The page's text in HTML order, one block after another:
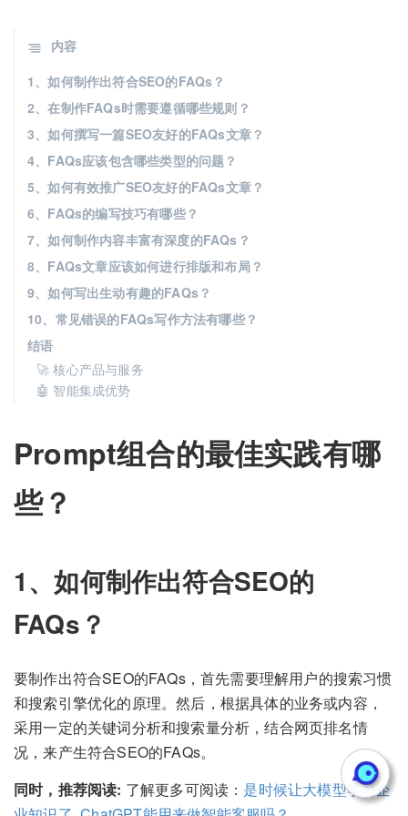
Prompt组合的最佳实践有哪
些？
1、如何制作出符合SEO的
FAQs？
要制作出符合SEO的FAQs，首先需要理解用户的搜索习惯
和搜索引擎优化的原理。然后，根据具体的业务或内容，
采用一定的关键词分析和搜索量分析，结合网页排名情
况，来产生符合SEO的FAQs。
同时，推荐阅读: 了解更多可阅读： 是时候让大模型学习企
内容
1、如何制作出符合SEO的FAQs？
2、在制作FAQs时需要遵循哪些规则？
3、如何撰写一篇SEO友好的FAQs文章？
4、FAQs应该包含哪些类型的问题？
5、如何有效推广SEO友好的FAQs文章？
6、FAQs的编写技巧有哪些？
7、如何制作内容丰富有深度的FAQs？
8、FAQs文章应该如何进行排版和布局？
9、如何写出生动有趣的FAQs？
10、常见错误的FAQs写作方法有哪些？
结语
🚀 核心产品与服务
🤖 智能集成优势